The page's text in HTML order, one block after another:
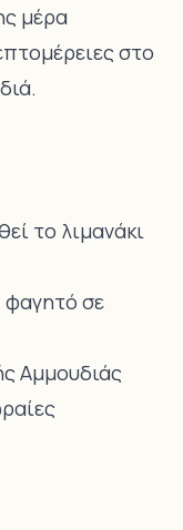
μέρα
στο
.
το λιμανάκι
φαγητό σε
Αμμουδιάς